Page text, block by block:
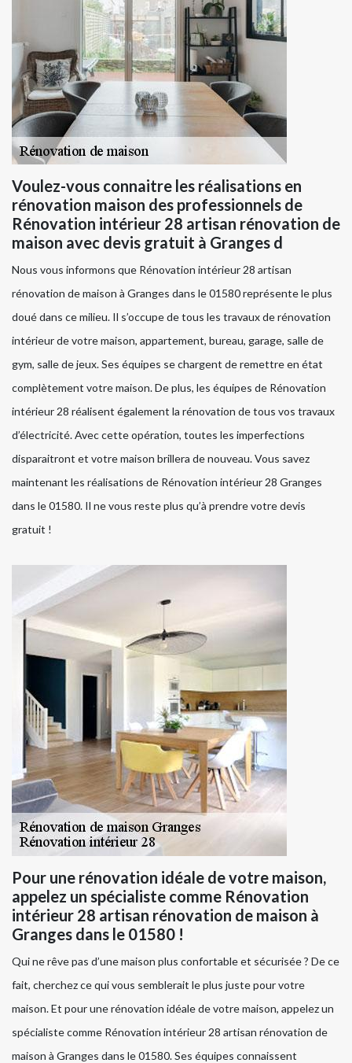
Voulez-vous connaitre les réalisations en
rénovation maison des professionnels de
Rénovation intérieur 28 artisan rénovation de
maison avec devis gratuit à Granges d
Nous vous informons que Rénovation intérieur 28 artisan
rénovation de maison à Granges dans le 01580 représente le plus
doué dans ce milieu. Il s’occupe de tous les travaux de rénovation
intérieur de votre maison, appartement, bureau, garage, salle de
gym, salle de jeux. Ses équipes se chargent de remettre en état
complètement votre maison. De plus, les équipes de Rénovation
intérieur 28 réalisent également la rénovation de tous vos travaux
d’électricité. Avec cette opération, toutes les imperfections
disparaitront et votre maison brillera de nouveau. Vous savez
maintenant les réalisations de Rénovation intérieur 28 Granges
dans le 01580. Il ne vous reste plus qu’à prendre votre devis
gratuit !
Pour une rénovation idéale de votre maison,
appelez un spécialiste comme Rénovation
intérieur 28 artisan rénovation de maison à
Granges dans le 01580 !
Qui ne rêve pas d’une maison plus confortable et sécurisée ? De ce
fait, cherchez ce qui vous semblerait le plus juste pour votre
maison. Et pour une rénovation idéale de votre maison, appelez un
spécialiste comme Rénovation intérieur 28 artisan rénovation de
maison à Granges dans le 01580. Ses équipes connaissent